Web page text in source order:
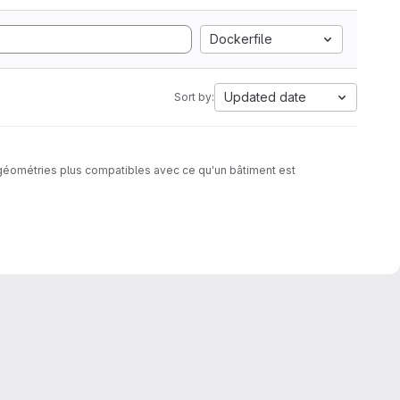
Dockerfile
Sort by: Updated date
plus compatibles avec ce qu'un bâtiment est